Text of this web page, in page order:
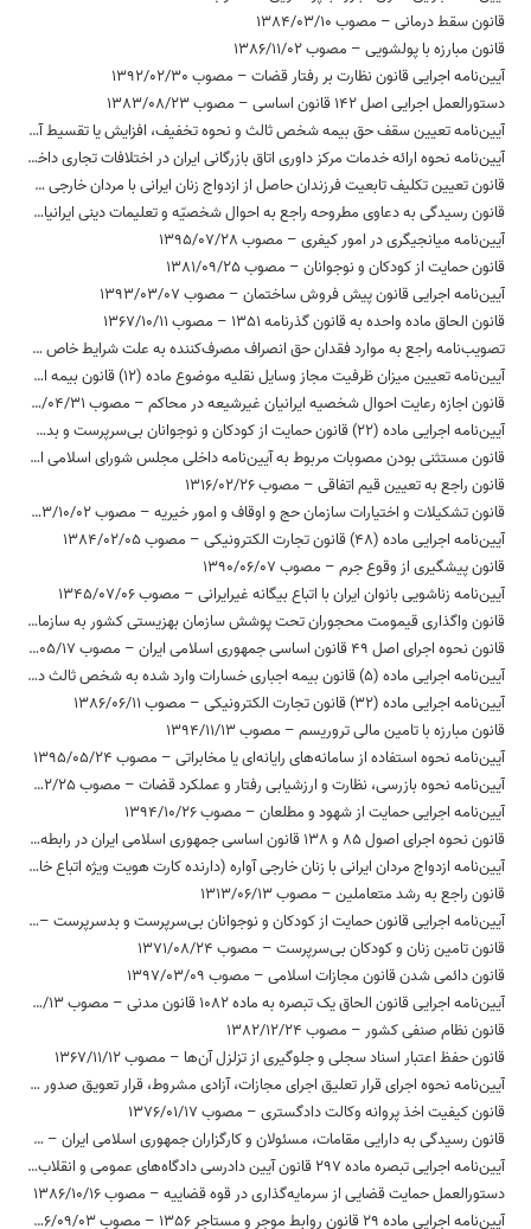
قانون سقط درمانی – مصوب 1384/03/10
قانون مبارزه با پولشویی – مصوب 1386/11/02
آیین‌نامه اجرایی قانون نظارت بر رفتار قضات – مصوب 1392/02/30
دستورالعمل اجرایی اصل 142 قانون اساسی – مصوب 1383/08/23
آیین‌نامه تعیین سقف حق بیمه شخص ثالث و نحوه تخفیف، افزایش یا تقسیط آن – مصوب 1396/07/26
آیین‌نامه نحوه ارائه خدمات مرکز داوری اتاق بازرگانی ایران در اختلافات تجاری داخلی و بین‌المللی – مصوب 1386/08/27
قانون تعیین تکلیف تابعیت فرزندان حاصل از ازدواج زنان ایرانی با مردان خارجی – مصوب 1385/07/02
قانون رسیدگی به دعاوی مطروحه راجع به احوال شخصیّه و تعلیمات دینی ایرانیان زرتشتی،کلیمی و مسیحی – مصوب 1372/04/03
آیین‌نامه میانجیگری در امور کیفری – مصوب 1395/07/28
قانون حمایت از کودکان و نوجوانان – مصوب 1381/09/25
آیین‌نامه اجرایی قانون پیش فروش ساختمان – مصوب 1393/03/07
قانون الحاق ماده واحده به قانون گذرنامه 1351 – مصوب 1367/10/11
تصویب‌نامه راجع به موارد فقدان حق انصراف مصرف‌کننده به علت شرایط خاص کالا و خدمات به شرح مندرج در بند «د» ماده 38 قانون تجارت الکترونیکی – مصوب 1383/10/09
آیین‌نامه تعیین میزان ظرفیت مجاز وسایل نقلیه موضوع ماده (12) قانون بیمه اجباری خسارات وارد شده به شخص ثالث در اثر حوادث ناشی از وسایل نقلیه – مصوب 1397/03/20
قانون اجازه رعایت احوال شخصیه ایرانیان غیرشیعه در محاکم – مصوب 1312/04/31
آیین‌نامه اجرایی ماده (22) قانون حمایت از کودکان و نوجوانان بی‌سرپرست و بدسرپرست – مصوب 1394/04/14
قانون مستثنی بودن مصوبات مربوط به آیین‌نامه داخلی مجلس شورای اسلامی از موضوع ماده 2 قانون مدنی – مصوب 1372/10/07
قانون راجع به تعیین قیم اتفاقی – مصوب 1316/02/26
قانون تشکیلات و اختیارات سازمان حج و اوقاف و امور خیریه – مصوب 1363/10/02
آیین‌نامه اجرایی ماده (48) قانون تجارت الکترونیکی – مصوب 1384/02/05
قانون پیشگیری از وقوع جرم – مصوب 1390/06/07
آیین‌نامه‌ زناشویی‌ بانوان‌ ایران با اتباع‌ بیگانه‌ غیرایرانی – مصوب 1345/07/06
قانون واگذاری قیمومت محجوران تحت پوشش سازمان بهزیستی کشور به سازمان مذکور تا زمان تعیین قیم توسط دادگاه صالح – مصوب 1376/04/29
قانون نحوه اجرای اصل 49 قانون اساسی جمهوری اسلامی ایران – مصوب 1363/05/17
آیین‌نامه اجرایی ماده (5) قانون بیمه اجباری خسارات وارد شده به شخص ثالث در اثر حوادث ناشی از وسایل نقلیه – مصوب 1397/02/16
آیین‌نامه اجرایی ماده (32) قانون تجارت الکترونیکی – مصوب 1386/06/11
قانون مبارزه با تامین مالی تروریسم – مصوب 1394/11/13
آیین‌نامه نحوه استفاده از سامانه‌های رایانه‌ای یا مخابراتی – مصوب 1395/05/24
آیین‌نامه نحوه بازرسی، نظارت و ارزشیابی رفتار و عملکرد قضات – مصوب 1392/02/25
آیین‌نامه اجرایی حمایت از شهود و مطلعان – مصوب 1394/10/26
قانون نحوه اجرای اصول 85 و 138 قانون اساسی جمهوری اسلامی ایران در رابطه با‌ مسئولیت‌های رئیس مجلس شورای اسلامی – مصوب 1368/10/26
آیین‌نامه‌ ازدواج‌ مردان‌ ایرانی‌ با زنان‌ خارجی‌ آواره‌ (دارنده کارت هویت ویژه اتباع خارجه) – مصوب 1382/01/24
قانون راجع به رشد متعاملین – مصوب 1313/06/13
آیین‌نامه اجرایی قانون حمایت از کودکان و نوجوانان بی‌سرپرست و بدسرپرست – مصوب 1394/04/14
قانون تامین زنان و کودکان بی‌سرپرست – مصوب 1371/08/24
قانون دائمی شدن قانون مجازات اسلامی – مصوب 1397/03/09
آیین‌نامه اجرایی قانون الحاق یک تبصره به ماده 1082 قانون مدنی – مصوب 1377/02/13
قانون نظام صنفی کشور – مصوب 1382/12/24
قانون حفظ اعتبار اسناد سجلی و جلوگیری از تزلزل آن‌ها – مصوب 1367/11/12
آیین‌نامه نحوه اجرای قرار تعلیق اجرای مجازات، آزادی مشروط، قرار تعویق صدور حکم، نظام نیمه آزادی و آزادی تحت نظارت سامانه‌های الکترونیکی و جایگزین‌های حبس – مصوب 1398/02/03
قانون کیفیت اخذ پروانه وکالت دادگستری – مصوب 1376/01/17
قانون رسیدگی به دارایی مقامات، مسئولان و کارگزاران جمهوری اسلامی ایران – مصوب 1394/08/09
آیین‌نامه اجرایی تبصره ماده 297 قانون آیین دادرسی دادگاه‌های عمومی و انقلاب (در امور کیفری) – مصوب 1380/06/14
دستورالعمل حمایت قضایی از سرمایه‌گذاری در قوه قضاییه – مصوب 1386/10/16
آیین‌نامه اجرایی ماده 29 قانون روابط موجر و مستاجر 1356 – مصوب 1356/09/03